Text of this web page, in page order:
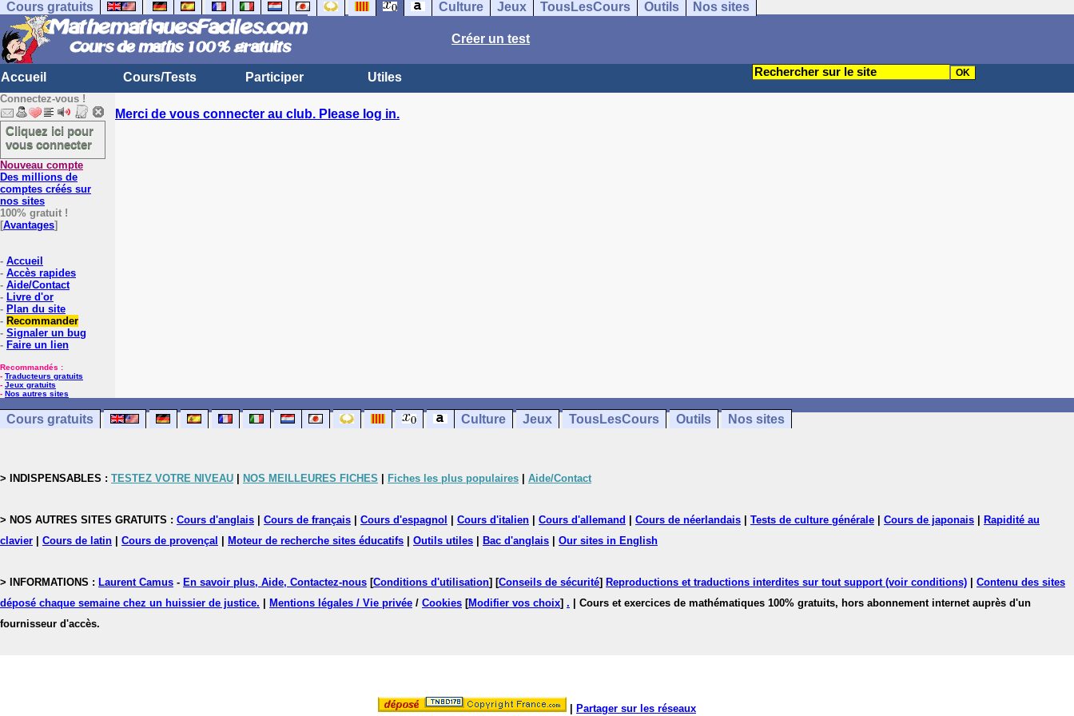
Cours gratuits Culture Jeux TousLesCours Outils Nos sites
Créer un test
Accueil Cours/Tests Participer Utiles
Connectez-vous !
Cliquez ici pour
vous connecter
Nouveau compte
Des millions de
comptes créés sur
nos sites
100% gratuit !
[Avantages]
- Accueil
- Accès rapides
- Aide/Contact
- Livre d'or
- Plan du site
- Recommander
- Signaler un bug
- Faire un lien
Recommandés :
- Traducteurs gratuits
- Jeux gratuits
- Nos autres sites
Merci de vous connecter au club. Please log in.
Cours gratuits Culture Jeux TousLesCours Outils Nos sites
> INDISPENSABLES : TESTEZ VOTRE NIVEAU NOS MEILLEURES FICHES Fiches les plus populaires Aide/Contact
> NOS AUTRES SITES GRATUITS : Cours d'anglais Cours de français Cours d'espagnol Cours d'italien Cours d'allemand Cours de néerlandais Tests de culture générale Cours de japonais
Rapidité au
clavier
Cours de latin Cours de provençal Moteur de recherche sites éducatifs Outils utiles Bac d'anglais Our sites in English
> INFORMATIONS : Laurent Camus - En savoir plus, Aide, Contactez-nous [Conditions d'utilisation] [Conseils de sécurité] Reproductions et traductions interdites sur tout support (voir conditions)
Contenu des sites
déposé chaque semaine chez un huissier de justice.
Mentions légales / Vie privée / Cookies [Modifier vos choix] .
| Cours et exercices de mathématiques 100% gratuits, hors abonnement internet auprès d'un
fournisseur d'accès.
Partager sur les réseaux